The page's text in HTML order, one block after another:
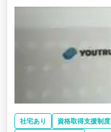
社宅あり 資格取得支援制度